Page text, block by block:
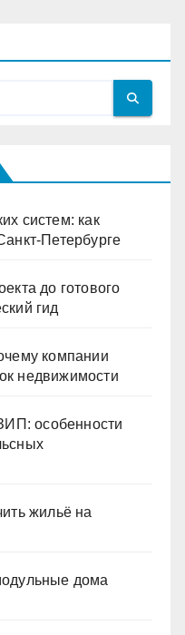
систем: как
Петербурге
до готового
гид
компании
недвижимости
особенности
жильё на
дома